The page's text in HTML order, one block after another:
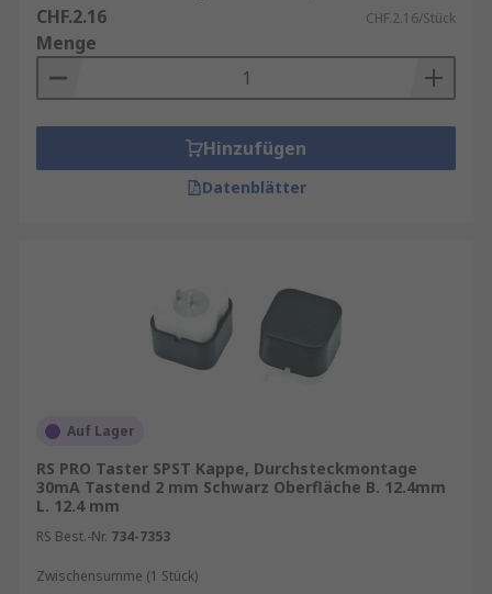
Wichtige Eigenschaften von Tastschaltern
für mechanische Ein‑/Aus‑
oder Umschaltfunktionen
Durchsteckmontage
(THT) für robuste
Leiterplattenkontakte –SMD‑Montage
Anschlüsse für standardisierte
verlötete Installationen
Die Komponenten gibt es in vielen Größen,
unterschiedliche Geräteanforderungen.
Kompakte Formen eignen sich für
CHF.2.16 CHF.2.16/Stück
Menge
Hinzufügen
Datenblätter
Auf Lager
RS PRO Taster SPST Kappe, Durchsteckmontage
30mA Tastend 2 mm Schwarz Oberfläche B. 12.4mm
L. 12.4 mm
RS Best.-Nr. 734-7353
Zwischensumme (1 Stück)